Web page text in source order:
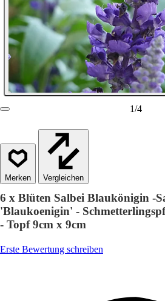
1/4
Vergleichen
6 x Blüten Salbei Blaukönigin -
'Blaukoenigin' -
- Topf 9cm x 9cm
Erste Bewertung schreiben